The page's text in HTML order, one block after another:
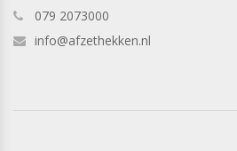
079 2073000
info@afzethekken.nl